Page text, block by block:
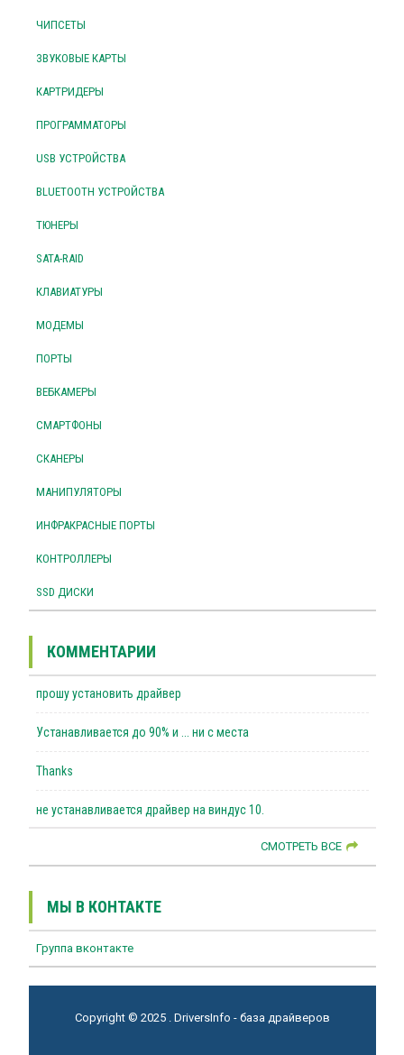
ЧИПСЕТЫ
ЗВУКОВЫЕ КАРТЫ
КАРТРИДЕРЫ
ПРОГРАММАТОРЫ
USB УСТРОЙСТВА
BLUETOOTH УСТРОЙСТВА
ТЮНЕРЫ
SATA-RAID
КЛАВИАТУРЫ
МОДЕМЫ
ПОРТЫ
ВЕБКАМЕРЫ
СМАРТФОНЫ
СКАНЕРЫ
МАНИПУЛЯТОРЫ
ИНФРАКРАСНЫЕ ПОРТЫ
КОНТРОЛЛЕРЫ
SSD ДИСКИ
КОММЕНТАРИИ
прошу установить драйвер
Устанавливается до 90% и ... ни с места
Thanks
не устанавливается драйвер на виндус 10.
СМОТРЕТЬ ВСЕ
МЫ В КОНТАКТЕ
Группа вконтакте
Copyright © 2025 . DriversInfo - база драйверов